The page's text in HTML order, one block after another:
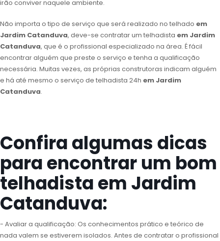
irão conviver naquele ambiente.
Não importa o tipo de serviço que será realizado no telhado em
Jardim Catanduva, deve-se contratar um telhadista em Jardim
Catanduva, que é o profissional especializado na área. É fácil
encontrar alguém que preste o serviço e tenha a qualificação
necessária. Muitas vezes, as próprias construtoras indicam alguém
e há até mesmo o serviço de telhadista 24h em Jardim
Catanduva.
Confira algumas dicas
para encontrar um bom
telhadista em Jardim
Catanduva:
- Avaliar a qualificação: Os conhecimentos prático e teórico de
nada valem se estiverem isolados. Antes de contratar o profissional